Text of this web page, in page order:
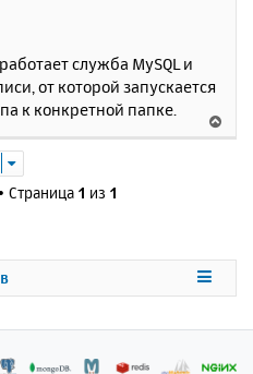
служба MySQL и
от которой запускается
к конкретной папке.
е
с
н
ч
Страница 1 из 1